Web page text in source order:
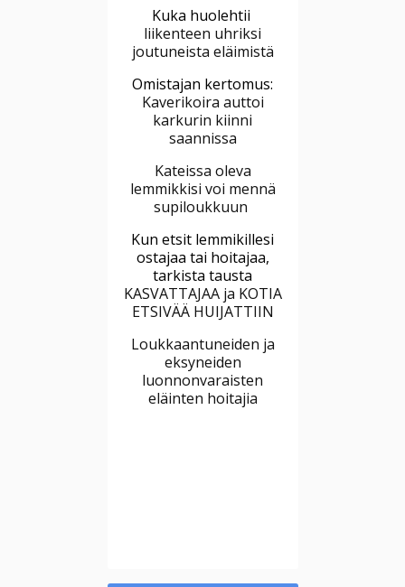
Kuka huolehtii
liikenteen uhriksi
joutuneista eläimistä
Omistajan kertomus:
Kaverikoira auttoi
karkurin kiinni
saannissa
Kateissa oleva
lemmikkisi voi mennä
supiloukkuun
Kun etsit lemmikillesi
ostajaa tai hoitajaa,
tarkista tausta
KASVATTAJAA ja KOTIA
ETSIVÄÄ HUIJATTIIN
Loukkaantuneiden ja
eksyneiden
luonnonvaraisten
eläinten hoitajia